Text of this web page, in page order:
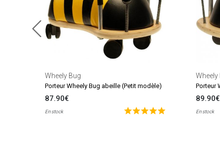
Wheely Bug
Porteur Wheely Bug abeille (Petit modèle)
87.90€
En stock
Wheely
89.90€
En stock